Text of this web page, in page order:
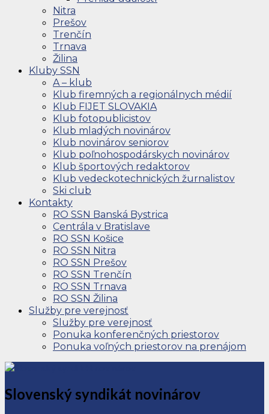
Nitra
Prešov
Trenčín
Trnava
Žilina
Kluby SSN
A – klub
Klub firemných a regionálnych médií
Klub FIJET SLOVAKIA
Klub fotopublicistov
Klub mladých novinárov
Klub novinárov seniorov
Klub poľnohospodárskych novinárov
Klub športových redaktorov
Klub vedeckotechnických žurnalistov
Ski club
Kontakty
RO SSN Banská Bystrica
Centrála v Bratislave
RO SSN Košice
RO SSN Nitra
RO SSN Prešov
RO SSN Trenčín
RO SSN Trnava
RO SSN Žilina
Služby pre verejnosť
Služby pre verejnosť
Ponuka konferenčných priestorov
Ponuka voľných priestorov na prenájom
Slovenský syndikát novinárov